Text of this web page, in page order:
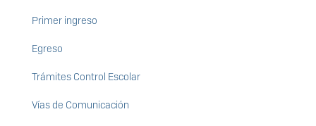
Primer ingreso
Egreso
Trámites Control Escolar
Vías de Comunicación